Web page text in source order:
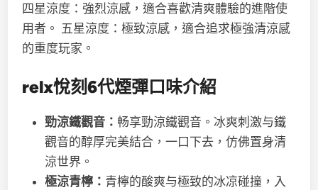
四星涼度：強烈涼感，適合喜歡清爽體驗的進階使
用者。 五星涼度：極致涼感，適合追求極強清涼感
的重度玩家。
relx悅刻6代煙彈口味介紹
勁涼鐵觀音： 畅享勁涼鐵觀音。冰爽刺激与鐵
觀音的醇厚完美結合，一口下去，仿佛置身清
涼世界。
極涼青檸： 青檸的酸爽与極致的冰凉碰撞，入